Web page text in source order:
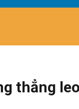
thẳng